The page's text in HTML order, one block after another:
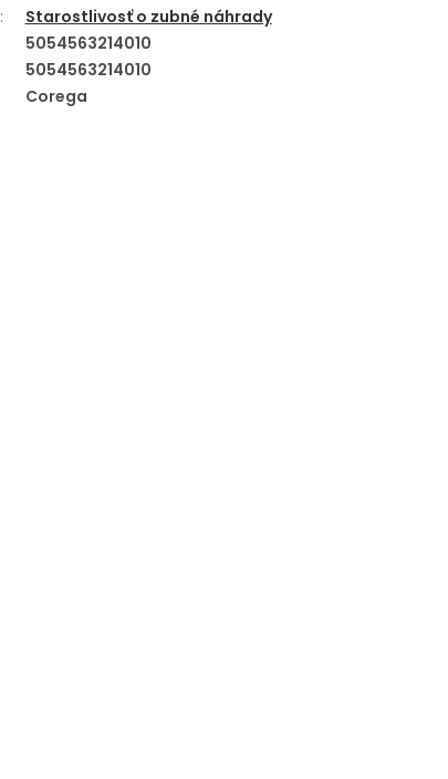
:
Starostlivosť o zubné náhrady
5054563214010
5054563214010
Corega